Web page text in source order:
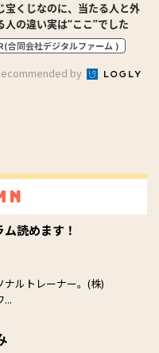
宝くじなのに、当たる人と外
人の違い実は“ここ”でした
合同会社デジタルファーム )
by
読めます！
ナルトレーナー。(株)
...